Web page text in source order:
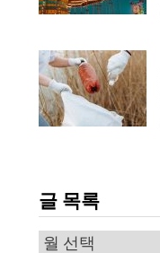
글 목록
글